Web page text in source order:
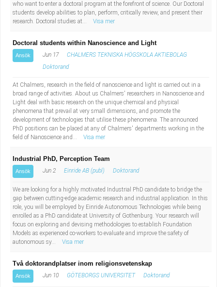
Installation, drift, underhåll
Kultur, media, design
Militärt arbete
Naturbruk
Naturvetenskapligt arbete
Pedagogiskt arbete
Sanering och renhållning
Socialt arbete
Säkerhetsarbete
Transport
Tandsköterska
Tidningsbud/Tidningsdistributör
Lärare i fritidshem/Fritidspedagog
Taxiförare/Taxichaufför
Läkarsekreterare/Vårdadmin/Medicinsk
Lastbilsförare m.fl.
Fastighetsskötare
Informatör/Kommunikatör
Brevbärare
Sjuksköterska, grundutbildad
who want to enter a doctoral program at the forefront of science. Our Doctoral
students develop abilities to plan, perform, critically review, and present their
research. Doctoral studies at...
Visa mer
Doctoral students within Nanoscience and Light
Ansök Jun 17
CHALMERS TEKNISKA HÖGSKOLA AKTIEBOLAG
Doktorand
At Chalmers, research in the field of nanoscience and light is carried out in a
broad range of activities. About us Chalmers' researchers in Nanoscience and
Light deal with basic research on the unique chemical and physical
phenomena that prevail at very small dimensions, and promote the
development of technologies that utilise these phenomena. The announced
PhD positions can be placed at any of Chalmers' departments working in the
field of Nanoscience and...
Visa mer
Industrial PhD, Perception Team
Ansök Jun 2 Einride AB (publ) Doktorand
We are looking for a highly motivated Industrial PhD candidate to bridge the
gap between cutting-edge academic research and industrial application. In this
role, you will be employed by Einride Autonomous Technologies while being
enrolled as a PhD candidate at University of Gothenburg. Your research will
focus on exploring and devising methodologies to establish Foundation
Models as experienced co-workers to evaluate and improve the safety of
autonomous sy...
Visa mer
Två doktorandplatser inom religionsvetenskap
Ansök Jun 10 GÖTEBORGS UNIVERSITET Doktorand